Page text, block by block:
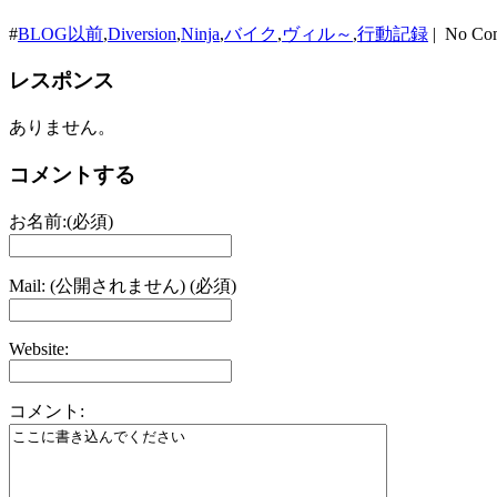
#BLOG以前,Diversion,Ninja,バイク,ヴィル～ ,行動記録 | No
レスポンス
ありません。
コメントする
お名前:(必須)
Mail: (公開されません) (必須)
Website:
コメント: